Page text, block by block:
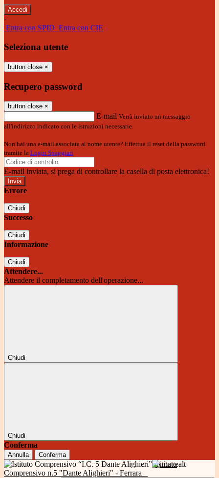
-
Entra con SPID Entra con CIE
Seleziona utente
button close ×
Recupero password
button close ×
E-mail Verrà inviato un messaggio
all'indirizzo indicato con le istruzioni necessarie.
Non hai una e-mail associata al nome utente? Effettua il reset della password
tramite la Login Spaggiari
E-mail inviata, si prega di controllare la casella di posta elettronica!
Errore
Chiudi
Successo
Chiudi
Informazione
Chiudi
Attendere...
Attendere il completamento dell'operazione...
Chiudi
Chiudi
Conferma
Annulla Conferma
Istituto
Comprensivo n.5 "Dante Alighieri" - Ferrara